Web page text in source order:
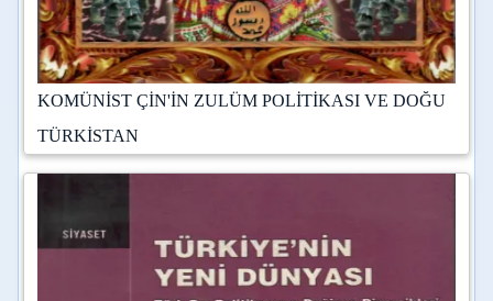
KOMÜNİST ÇİN'İN ZULÜM POLİTİKASI VE DOĞU
TÜRKİSTAN